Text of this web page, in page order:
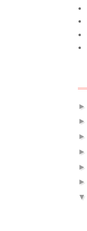
►
►
►
►
►
►
▼